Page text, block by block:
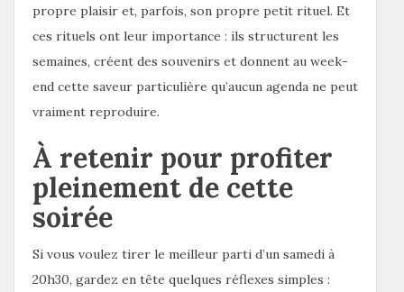
propre plaisir et, parfois, son propre petit rituel. Et
ces rituels ont leur importance : ils structurent les
semaines, créent des souvenirs et donnent au week-
end cette saveur particulière qu’aucun agenda ne peut
vraiment reproduire.
À retenir pour profiter
pleinement de cette
soirée
Si vous voulez tirer le meilleur parti d’un samedi à
20h30, gardez en tête quelques réflexes simples :